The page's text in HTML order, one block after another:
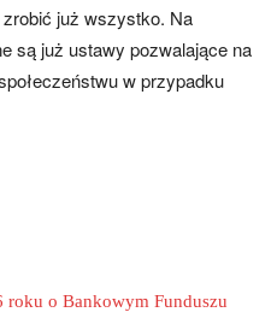
już wszystko. Na
są już ustawy pozwalające na
w przypadku
roku o Bankowym Funduszu